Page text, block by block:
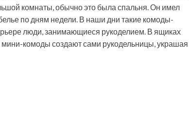
комнаты, обычно это была спальня. Он имел
по дням недели. В наши дни такие комоды-
люди, занимающиеся рукоделием. В ящиках
комоды создают сами рукодельницы, украшая